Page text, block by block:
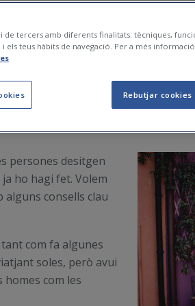
per a
en solitari
2020-08-23
persones desitgen
ho hagi fet. Volem
consells clau
com fa algunes
soles, però avui
com les
tercers amb diferents finalitats: tècniques,
els teus hàbits de navegació. Per a més
Rebutjar cookies